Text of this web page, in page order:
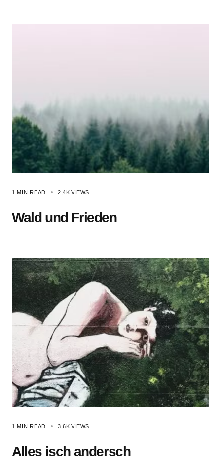
1 MIN READ 2,4K VIEWS
Wald und Frieden
1 MIN READ 3,6K VIEWS
Alles isch andersch